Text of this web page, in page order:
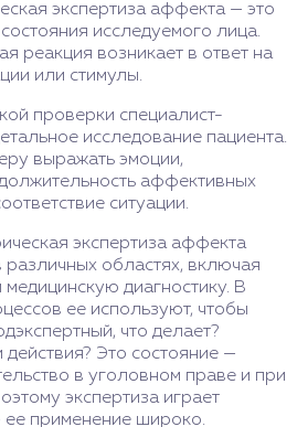
экспертиза аффекта — это
исследуемого лица.
реакция возникает в ответ на
или стимулы.
проверки специалист-
исследование пациента.
выражать эмоции,
аффективных
ситуации.
экспертиза аффекта
различных областях, включая
диагностику. В
ее используют, чтобы
что делает?
Это состояние —
в уголовном праве и при
экспертиза играет
применение широко.